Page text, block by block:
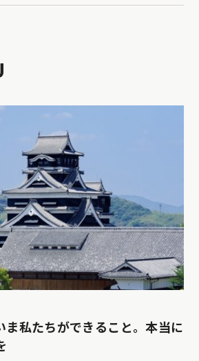
ま私たちができること。本当に